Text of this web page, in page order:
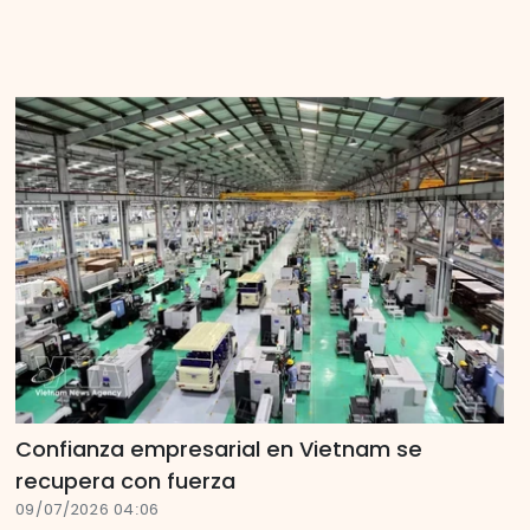
Confianza empresarial en Vietnam se
recupera con fuerza
09/07/2026 04:06